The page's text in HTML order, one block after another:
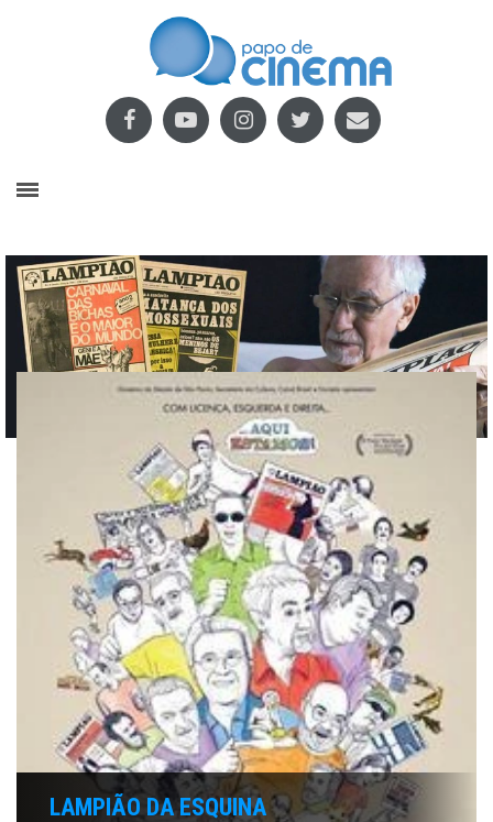
LAMPIÃO DA ESQUINA